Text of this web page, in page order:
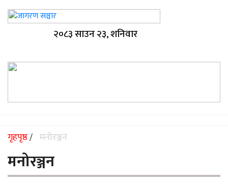
२०८३ साउन २३, शनिवार
गृहपृष्ठ/ मनोरञ्जन
मनोरञ्जन